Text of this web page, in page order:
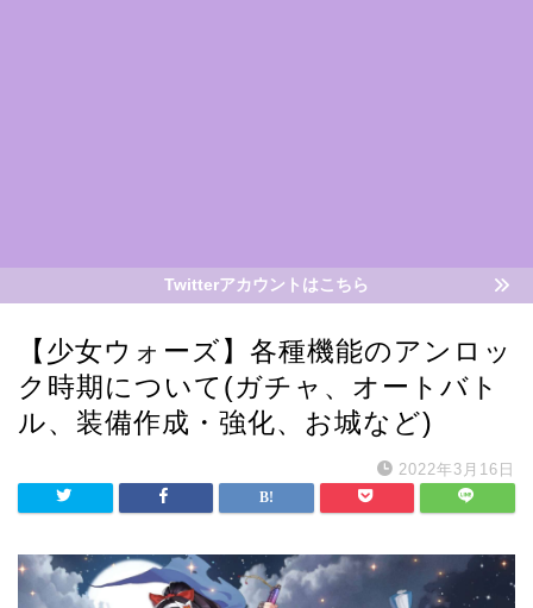
Twitterアカウントはこちら
【少女ウォーズ】各種機能のアンロッ
ク時期について(ガチャ、オートバト
ル、装備作成・強化、お城など)
2022年3月16日